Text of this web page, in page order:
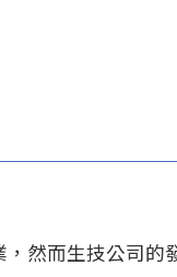
然而生技公司的